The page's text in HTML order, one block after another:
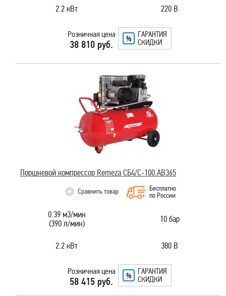
2.2 кВт 220 В
Розничная цена
38 810 руб.
ГАРАНТИЯ
СКИДКИ
Поршневой компрессор Remeza СБ4/С-100.АВ365
Сравнить товар
Бесплатно
по России
0.39 м3/мин
(390 л/мин)
10 бар
2.2 кВт 380 В
Розничная цена
58 415 руб.
ГАРАНТИЯ
СКИДКИ